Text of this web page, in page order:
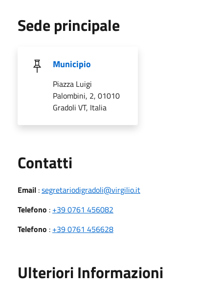
Sede principale
Municipio
Piazza Luigi
Palombini, 2, 01010
Gradoli VT, Italia
Contatti
Email :segretariodigradoli@virgilio.it
Telefono : +39 0761 456082
Telefono : +39 0761 456628
Ulteriori Informazioni